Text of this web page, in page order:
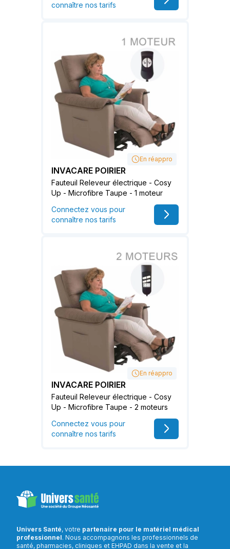
connaître nos tarifs
En réappro
INVACARE POIRIER
Fauteuil Releveur électrique - Cosy
Up - Microfibre Taupe - 1 moteur
Connectez vous pour
connaître nos tarifs
En réappro
INVACARE POIRIER
Fauteuil Releveur électrique - Cosy
Up - Microfibre Taupe - 2 moteurs
Connectez vous pour
connaître nos tarifs
Univers Santé, votre partenaire pour le matériel médical
professionnel. Nous accompagnons les professionnels de
santé, pharmacies, cliniques et EHPAD dans la vente et la